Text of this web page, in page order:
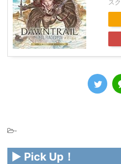
ス
-
▶ Pick Up！